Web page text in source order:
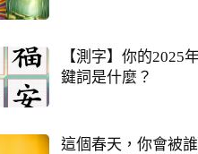
【測字】你的2025
鍵詞是什麼？
這個春天，你會被